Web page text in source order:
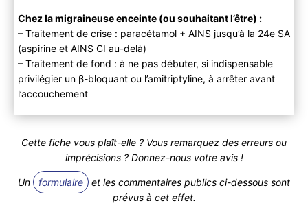
Chez la migraineuse enceinte (ou souhaitant l’être) :
– Traitement de crise : paracétamol + AINS jusqu’à la 24e SA
(aspirine et AINS CI au-delà)
– Traitement de fond : à ne pas débuter, si indispensable
privilégier un β-bloquant ou l’amitriptyline, à arrêter avant
l’accouchement
Cette fiche vous plaît-elle ? Vous remarquez des erreurs ou
imprécisions ? Donnez-nous votre avis !
Un formulaire
et les commentaires publics ci-dessous sont
prévus à cet effet.